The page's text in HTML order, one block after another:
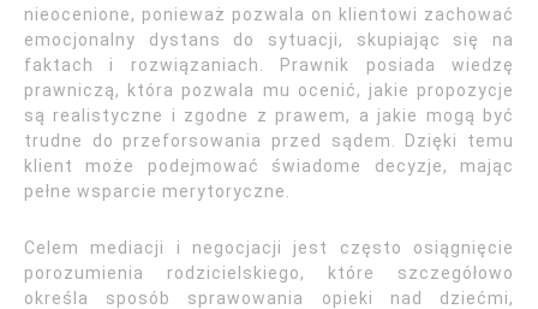
nieocenione, ponieważ pozwala on klientowi zachować
emocjonalny dystans do sytuacji, skupiając się na
faktach i rozwiązaniach. Prawnik posiada wiedzę
prawniczą, która pozwala mu ocenić, jakie propozycje
są realistyczne i zgodne z prawem, a jakie mogą być
trudne do przeforsowania przed sądem. Dzięki temu
klient może podejmować świadome decyzje, mając
pełne wsparcie merytoryczne.
Celem mediacji i negocjacji jest często osiągnięcie
porozumienia rodzicielskiego, które szczegółowo
określa sposób sprawowania opieki nad dziećmi,